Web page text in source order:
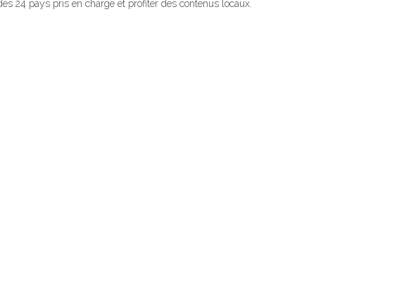
24 pays pris en charge et profiter des contenus locaux.